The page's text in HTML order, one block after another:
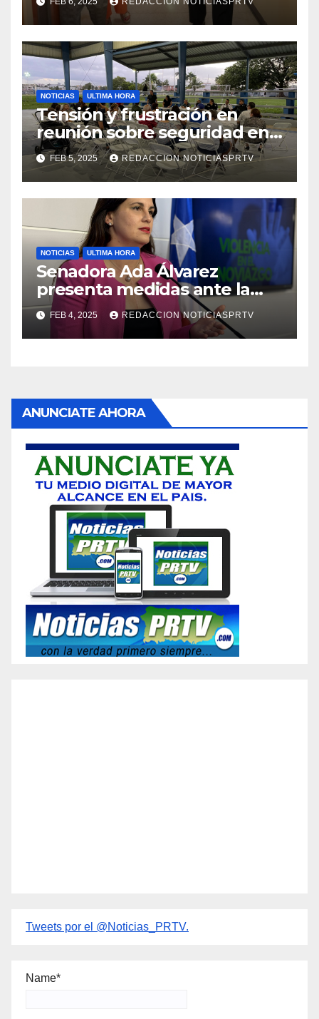
de la Salud en Mayagüez
NOTICIAS ULTIMA HORA
Tensión y frustración en
reunión sobre seguridad en
Reparto Metropolitano
FEB 5, 2025 REDACCION NOTICIASPRTV
NOTICIAS ULTIMA HORA
Senadora Ada Álvarez
presenta medidas ante la
violencia en el noviazgo
FEB 4, 2025 REDACCION NOTICIASPRTV
ANUNCIATE AHORA
Tweets por el @Noticias_PRTV.
Name*